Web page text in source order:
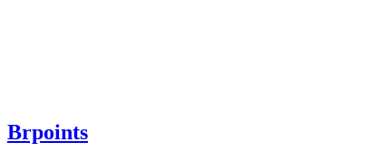
Brpoints